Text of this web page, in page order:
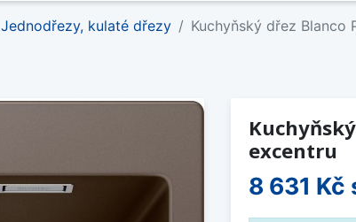
Jednodřezy, kulaté dřezy Kuchyňský dřez Blanco
excentru
8 631 Kč